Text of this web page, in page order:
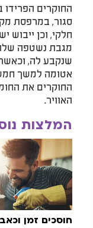
החוקרים
סגור, במרפסת
חלקי, וכן
מגבת נשטפה
שנקבע לה,
אטומה למשך
החוקרים את
האוויר.
המלצות
חוסכים זמן